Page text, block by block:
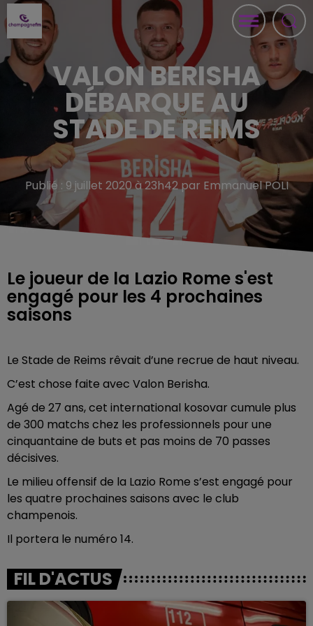
VALON BERISHA
DÉBARQUE AU
STADE DE REIMS
Publié : 9 juillet 2020 à 23h42 par Emmanuel POLI
Le joueur de la Lazio Rome s'est
engagé pour les 4 prochaines
saisons
Le Stade de Reims rêvait d’une recrue de haut niveau.
C’est chose faite avec Valon Berisha.
Agé de 27 ans, cet international kosovar cumule plus
de 300 matchs chez les professionnels pour une
cinquantaine de buts et pas moins de 70 passes
décisives.
Le milieu offensif de la Lazio Rome s’est engagé pour
les quatre prochaines saisons avec le club
champenois.
Il portera le numéro 14.
FIL D'ACTUS